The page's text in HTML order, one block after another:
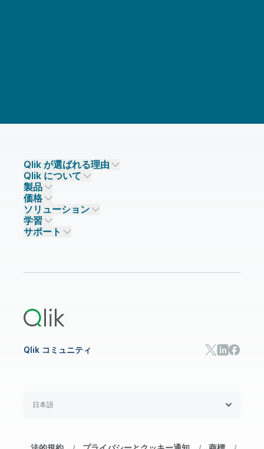
Qlik が選ばれる理由
Qlik が選ばれる理由
信頼とセキュリティ
信頼とプライバシー
信頼と AI
主なテクノロジーパートナー
データソースとターゲット
Qlik について
企業情報
採用情報
ニュースルーム
事業所 / 連絡先
製品
データ統合とデータ品質
Qlik Talend
Qlik Talend Cloud
Talend Data Fabric
価格
データ統合
データ分析
AI / 機械学習
ソリューション
ソリューションパートナー
パートナー検索
学習
イベント
サポート
Qlik コミュニティ
日本語